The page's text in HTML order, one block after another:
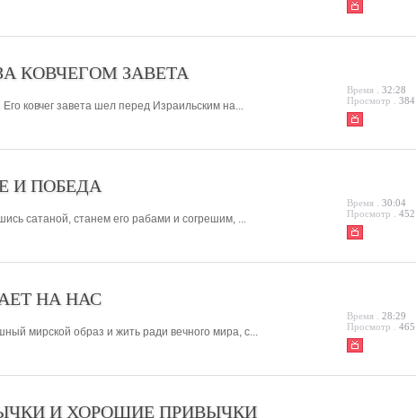
КОВЧЕГОМ ЗАВЕТА
ковчег завета шел перед Израильским на...
Время . 32:28
Просмотр . 384
И ПОБЕДА
сатаной, станем его рабами и согрешим, ...
Время . 30:04
Просмотр . 452
НА НАС
мирской образ и жить ради вечного мира, с...
Время . 28:29
Просмотр . 465
И ХОРОШИЕ ПРИВЫЧКИ